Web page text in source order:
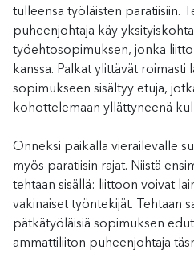
tulleensa työläisten paratiisiin.
puheenjohtaja käy
työehtosopimuksen, jonka
kanssa. Palkat ylittävät roimasti
sopimukseen sisältyy etuja,
kohottelemaan yllättyneenä
Onneksi paikalla vierailevalle
myös paratiisin rajat. Niistä
tehtaan sisällä: liittoon voivat
vakinaiset työntekijät. Tehtaan
pätkätyöläisiä sopimuksen
ammattiliiton puheenjohtaja